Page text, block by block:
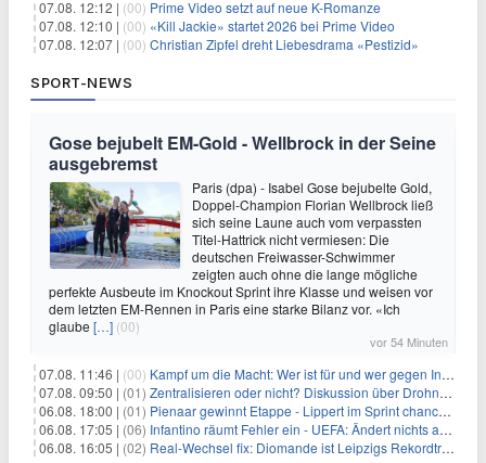
07.08. 12:12 | (00) Prime Video setzt auf neue K-Romanze
07.08. 12:10 | (00) «Kill Jackie» startet 2026 bei Prime Video
07.08. 12:07 | (00) Christian Zipfel dreht Liebesdrama «Pestizid»
SPORT-NEWS
Gose bejubelt EM-Gold - Wellbrock in der Seine
ausgebremst
Paris (dpa) - Isabel Gose bejubelte Gold,
Doppel-Champion Florian Wellbrock ließ
sich seine Laune auch vom verpassten
Titel-Hattrick nicht vermiesen: Die
deutschen Freiwasser-Schwimmer
zeigten auch ohne die lange mögliche
perfekte Ausbeute im Knockout Sprint ihre Klasse und weisen vor
dem letzten EM-Rennen in Paris eine starke Bilanz vor. «Ich
glaube […] (00)
vor 54 Minuten
07.08. 11:46 | (00) Kampf um die Macht: Wer ist für und wer gegen Infantino?
07.08. 09:50 | (01) Zentralisieren oder nicht? Diskussion über Drohnenabwehr
06.08. 18:00 | (01) Pienaar gewinnt Etappe - Lippert im Sprint chancenlos
06.08. 17:05 | (06) Infantino räumt Fehler ein - UEFA: Ändert nichts an Boykott
06.08. 16:05 | (02) Real-Wechsel fix: Diomande ist Leipzigs Rekordtransfer